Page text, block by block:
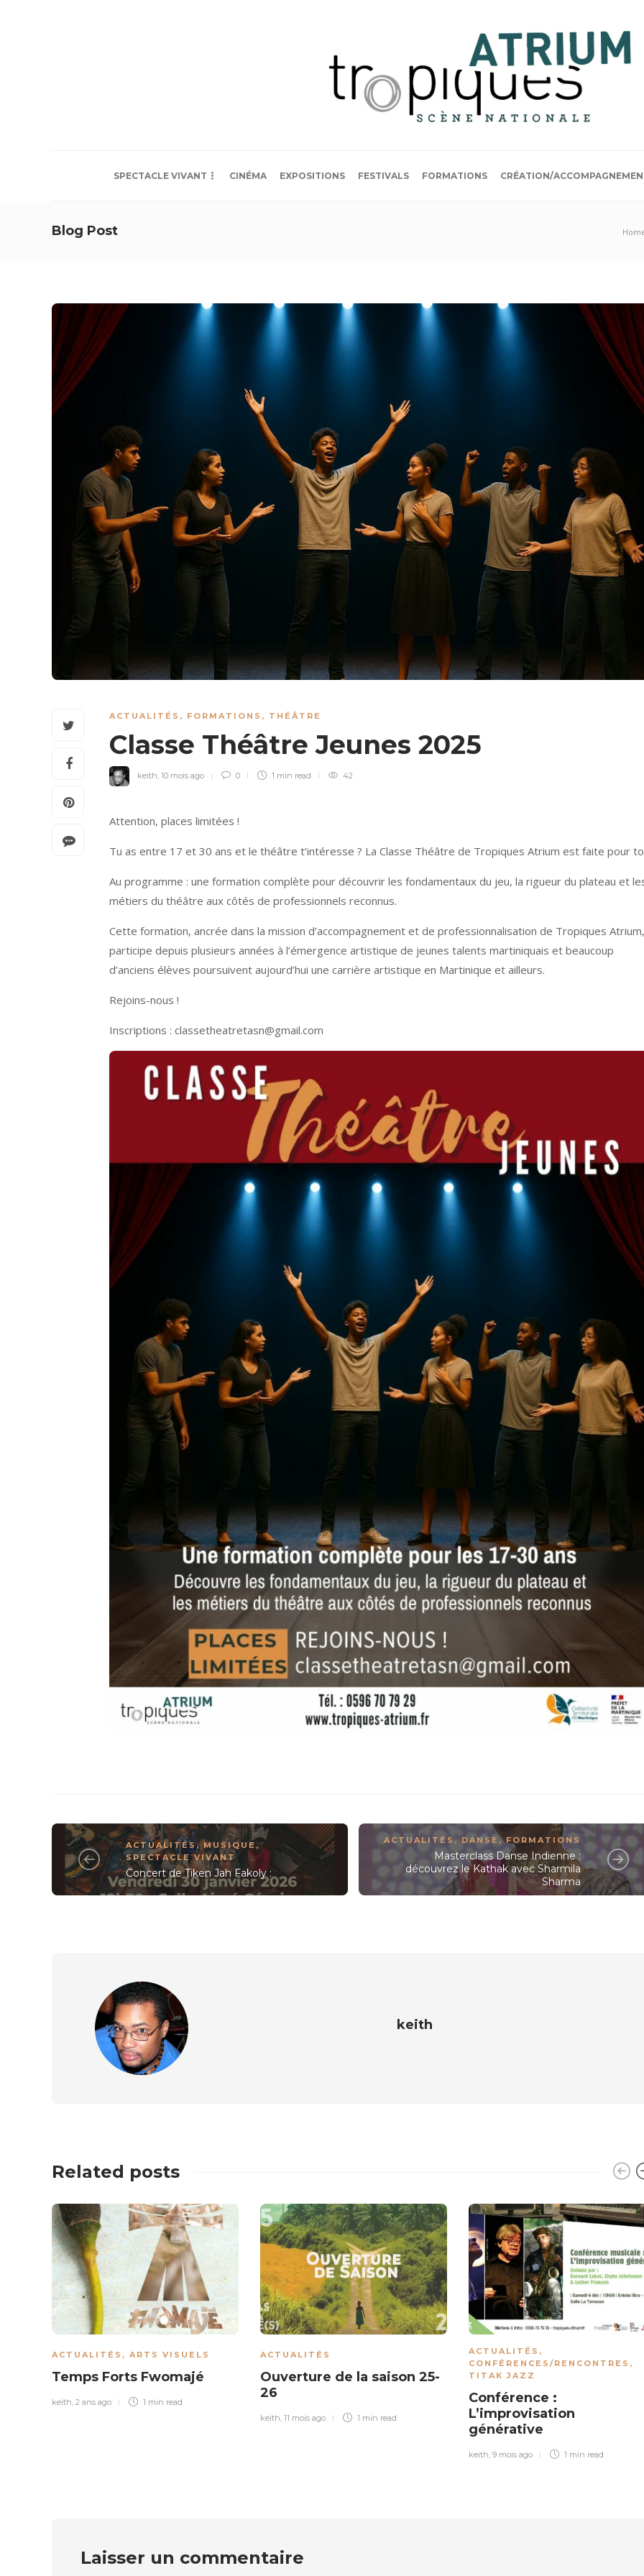
SPECTACLE VIVANT CINÉMA EXPOSITIONS FESTIVALS FORMATIONS CRÉATION/
Blog Post
ACTUALITÉS , FORMATIONS , THÉÂTRE
Classe Théâtre Jeunes 2025
keith, 10 mois ago 0 1 min read 42
Attention, places limitées !
Tu as entre 17 et 30 ans et le théâtre t’intéresse ? La Classe Théâtre de Tropiques Atrium est faite pour
Au programme : une formation complète pour découvrir les fondamentaux du jeu, la rigueur du plateau et
métiers du théâtre aux côtés de professionnels reconnus.
Cette formation, ancrée dans la mission d’accompagnement et de professionnalisation de Tropiques Atrium,
participe depuis plusieurs années à l’émergence artistique de jeunes talents martiniquais et beaucoup
d’anciens élèves poursuivent aujourd’hui une carrière artistique en Martinique et ailleurs.
Rejoins-nous !
Inscriptions : classetheatretasn@gmail.com
ACTUALITÉS,MUSIQUE,
SPECTACLE VIVANT
Concert de Tiken Jah Fakoly :
ACTUALITÉS , DANSE ,FORMATIONS
Masterclass Danse Indienne :
découvrez le Kathak avec Sharmila
Sharma
keith
Related posts
ACTUALITÉS , ARTS VISUELS
Temps Forts Fwomajé
keith, 2 ans ago 1 min read
ACTUALITÉS
Ouverture de la saison 25-
26
keith, 11 mois ago 1 min read
ACTUALITÉS ,
CONFÉRENCES/RENCONTRES ,
TITAK JAZZ
Conférence :
L’improvisation
générative
keith, 9 mois ago 1 min read
Laisser un commentaire